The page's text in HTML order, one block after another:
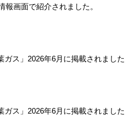
報画面で紹介されました。
ガス」2026年6月に掲載されました
ガス」2026年6月に掲載されました